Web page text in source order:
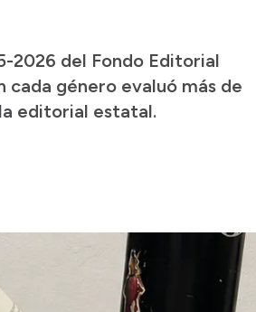
2026 del Fondo Editorial
género evaluó más de
editorial estatal.